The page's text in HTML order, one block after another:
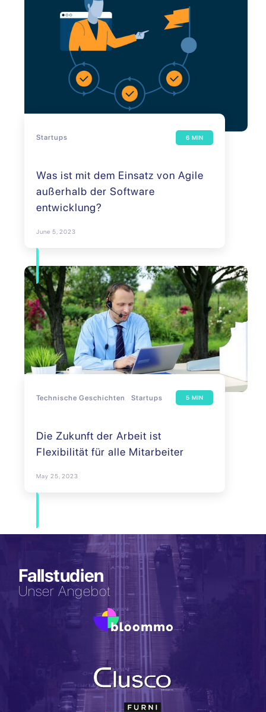
Startups 6 MIN
Was ist mit dem Einsatz von Agile
außerhalb der Software
entwicklung?
June 5, 2023
Technische Geschichten Startups 5 MIN
Die Zukunft der Arbeit ist
Flexibilität für alle Mitarbeiter
May 25, 2023
Fallstudien
Unser Angebot